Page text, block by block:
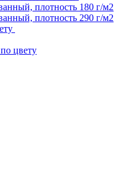
плотность 180 г/м2
плотность 290 г/м2
цвету